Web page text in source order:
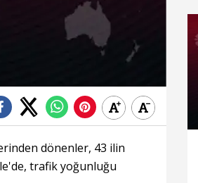
dönenler, 43 ilin
trafik yoğunluğu